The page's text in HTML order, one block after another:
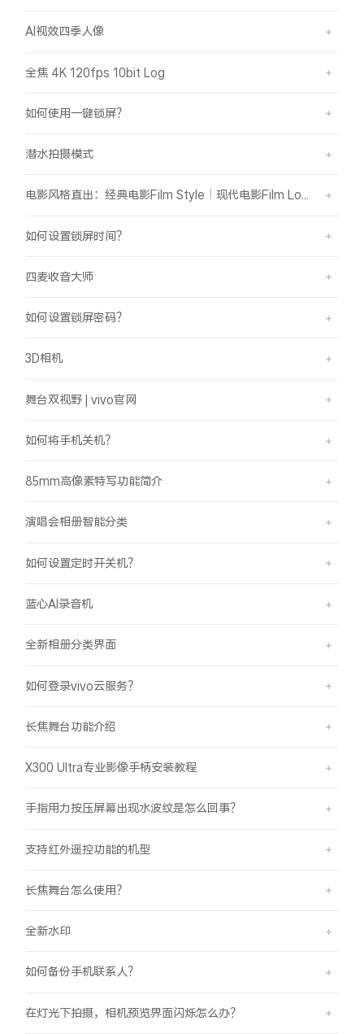
AI视效四季人像
全焦 4K 120fps 10bit Log
如何使用一键锁屏？
潜水拍摄模式
电影风格直出：经典电影Film Style｜现代电影Film Look
如何设置锁屏时间？
四麦收音大师
如何设置锁屏密码？
3D相机
舞台双视野 | vivo官网
如何将手机关机？
85mm高像素特写功能简介
演唱会相册智能分类
如何设置定时开关机？
蓝心AI录音机
全新相册分类界面
如何登录vivo云服务？
长焦舞台功能介绍
X300 Ultra专业影像手柄安装教程
手指用力按压屏幕出现水波纹是怎么回事？
支持红外遥控功能的机型
长焦舞台怎么使用？
全新水印
如何备份手机联系人？
在灯光下拍摄，相机预览界面闪烁怎么办？